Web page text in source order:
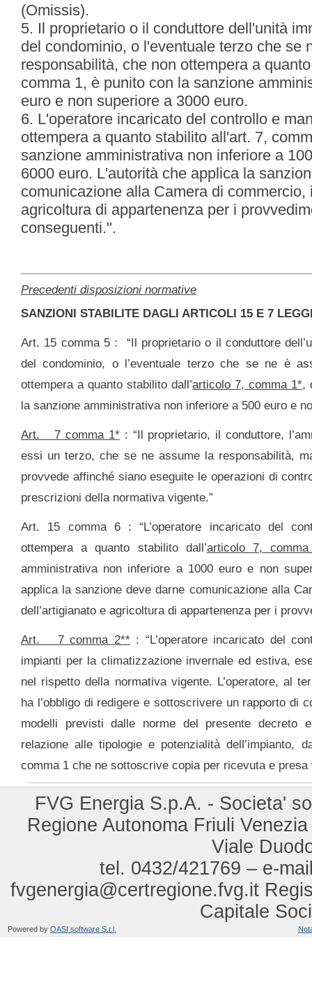
(Omissis).
5. Il proprietario o il conduttore dell'unità
del condominio, o l'eventuale terzo che se
responsabilità, che non ottempera a
comma 1, è punito con la sanzione
euro e non superiore a 3000 euro.
6. L'operatore incaricato del controllo e
ottempera a quanto stabilito all'art. 7,
sanzione amministrativa non inferiore a
6000 euro. L'autorità che applica la
comunicazione alla Camera di
agricoltura di appartenenza per i
conseguenti.".
Precedenti disposizioni normative
SANZIONI STABILITE DAGLI ARTICOLI 15 E 7
Art. 15 comma 5 : “Il proprietario o il conduttore
del condominio, o l’eventuale terzo che se ne è
ottempera a quanto stabilito dall’articolo 7, comma 1*,
la sanzione amministrativa non inferiore a 500 euro e
Art. 7 comma 1*: “Il proprietario, il conduttore,
essi un terzo, che se ne assume la responsabilità,
provvede affinché siano eseguite le operazioni di
prescrizioni della normativa vigente.”
Art. 15 comma 6 : “L’operatore incaricato del
ottempera a quanto stabilito dall’articolo 7,
amministrativa non inferiore a 1000 euro e non
applica la sanzione deve darne comunicazione alla
dell’artigianato e agricoltura di appartenenza per i
Art. 7 comma 2**: “L’operatore incaricato del
impianti per la climatizzazione invernale ed estiva,
nel rispetto della normativa vigente. L’operatore, al
ha l’obbligo di redigere e sottoscrivere un rapporto di
modelli previsti dalle norme del presente decreto
relazione alle tipologie e potenzialità dell’impianto,
comma 1 che ne sottoscrive copia per ricevuta e presa
FVG Energia S.p.A. - Societa'
Regione Autonoma Friuli
Viale
tel. 0432/421769 – e-
fvgenergia@certregione.fvg.it
Capitale
Powered by OASI software S.r.l.